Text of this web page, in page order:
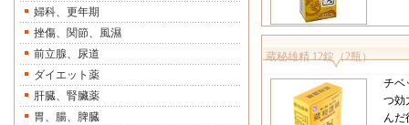
婦科、更年期
挫傷、関節、風濕
前立腺、尿道
ダイエット薬
肝臓、腎臟薬
胃、腸、脾臓
蔵秘雄精 12錠（2瓶）
チベ
つ効
んだ